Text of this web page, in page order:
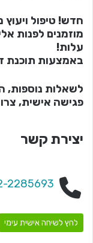
חדש! טיפול ויעוץ
מוזמנים לפנות
עלות!
באמצעות תוכנת
לשאלות נוספות,
פגישה אישית,
יצירת קשר
2285693
לחץ לשיחה אישית עימי